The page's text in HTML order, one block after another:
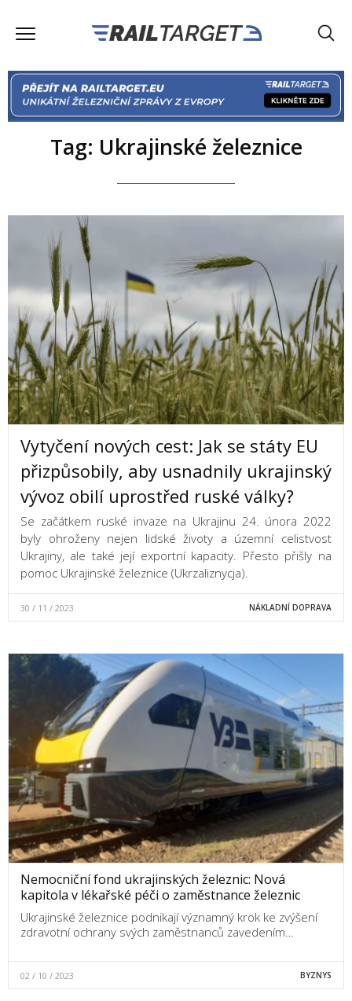
Tag: Ukrajinské železnice
Vytyčení nových cest: Jak se státy EU
přizpůsobily, aby usnadnily ukrajinský
vývoz obilí uprostřed ruské války?
Se začátkem ruské invaze na Ukrajinu 24. února 2022
byly ohroženy nejen lidské životy a územní celistvost
Ukrajiny, ale také její exportní kapacity. Přesto přišly na
pomoc Ukrajinské železnice (Ukrzaliznycja).
30 / 11 / 2023 NÁKLADNÍ DOPRAVA
Nemocniční fond ukrajinských železnic: Nová
kapitola v lékařské péči o zaměstnance železnic
Ukrajinské železnice podnikají významný krok ke zvýšení
zdravotní ochrany svých zaměstnanců zavedením…
02 / 10 / 2023 BYZNYS